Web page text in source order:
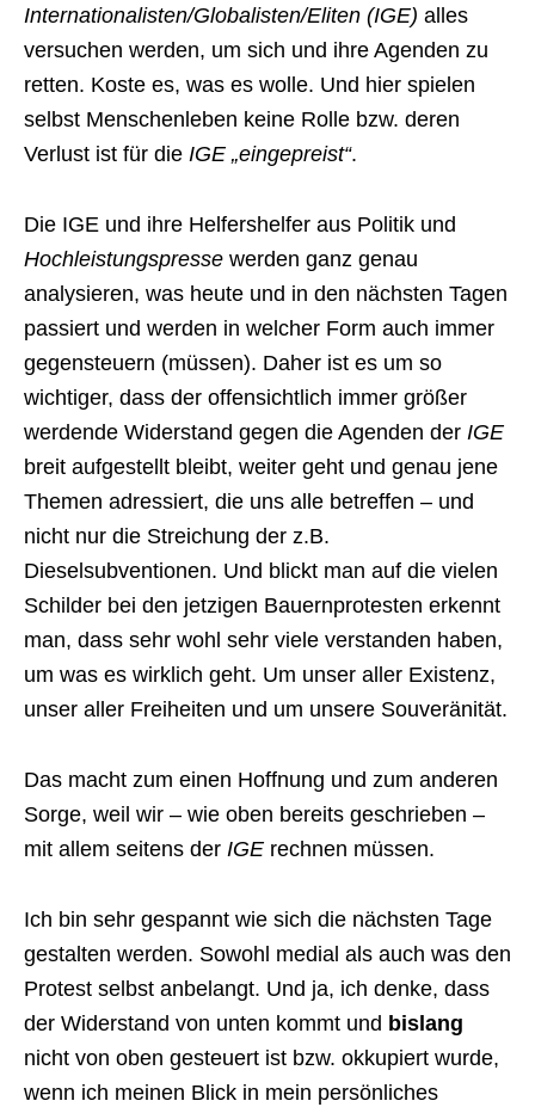
Internationalisten/Globalisten/Eliten (IGE) alles
versuchen werden, um sich und ihre Agenden zu
retten. Koste es, was es wolle. Und hier spielen
selbst Menschenleben keine Rolle bzw. deren
Verlust ist für die IGE „eingepreist“.
Die IGE und ihre Helfershelfer aus Politik und
Hochleistungspresse werden ganz genau
analysieren, was heute und in den nächsten Tagen
passiert und werden in welcher Form auch immer
gegensteuern (müssen). Daher ist es um so
wichtiger, dass der offensichtlich immer größer
werdende Widerstand gegen die Agenden der IGE
breit aufgestellt bleibt, weiter geht und genau jene
Themen adressiert, die uns alle betreffen – und
nicht nur die Streichung der z.B.
Dieselsubventionen. Und blickt man auf die vielen
Schilder bei den jetzigen Bauernprotesten erkennt
man, dass sehr wohl sehr viele verstanden haben,
um was es wirklich geht. Um unser aller Existenz,
unser aller Freiheiten und um unsere Souveränität.
Das macht zum einen Hoffnung und zum anderen
Sorge, weil wir – wie oben bereits geschrieben –
mit allem seitens der IGE rechnen müssen.
Ich bin sehr gespannt wie sich die nächsten Tage
gestalten werden. Sowohl medial als auch was den
Protest selbst anbelangt. Und ja, ich denke, dass
der Widerstand von unten kommt und bislang
nicht von oben gesteuert ist bzw. okkupiert wurde,
wenn ich meinen Blick in mein persönliches